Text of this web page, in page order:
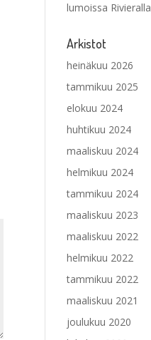
lumoissa Rivieralla
Arkistot
heinäkuu 2026
tammikuu 2025
elokuu 2024
huhtikuu 2024
maaliskuu 2024
helmikuu 2024
tammikuu 2024
maaliskuu 2023
maaliskuu 2022
helmikuu 2022
tammikuu 2022
maaliskuu 2021
joulukuu 2020